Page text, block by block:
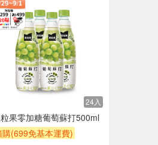
24入
果零加糖葡萄蘇打500ml
購(699免基本運費)